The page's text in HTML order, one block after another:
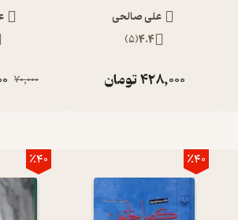
علی صالحی
4.4
(
5
)
428,000تومان 70,000
٪40 ٪40